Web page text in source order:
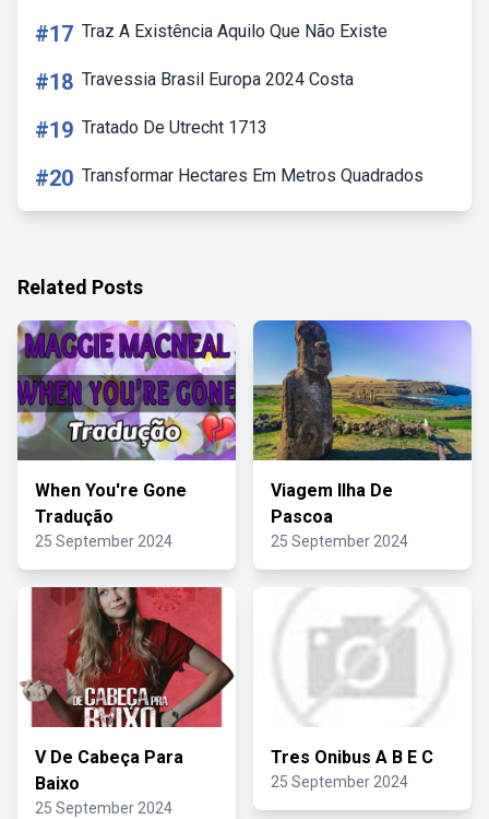
#17 Traz A Existência Aquilo Que Não Existe
#18 Travessia Brasil Europa 2024 Costa
#19 Tratado De Utrecht 1713
#20 Transformar Hectares Em Metros Quadrados
Related Posts
When You're Gone
Tradução
25 September 2024
Viagem Ilha De
Pascoa
25 September 2024
V De Cabeça Para
Baixo
25 September 2024
Tres Onibus A B E C
25 September 2024